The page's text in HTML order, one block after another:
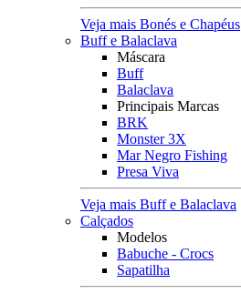
Veja mais Bonés e Chapéus
Buff e Balaclava
Máscara
Buff
Balaclava
Principais Marcas
BRK
Monster 3X
Mar Negro Fishing
Presa Viva
Veja mais Buff e Balaclava
Calçados
Modelos
Babuche - Crocs
Sapatilha